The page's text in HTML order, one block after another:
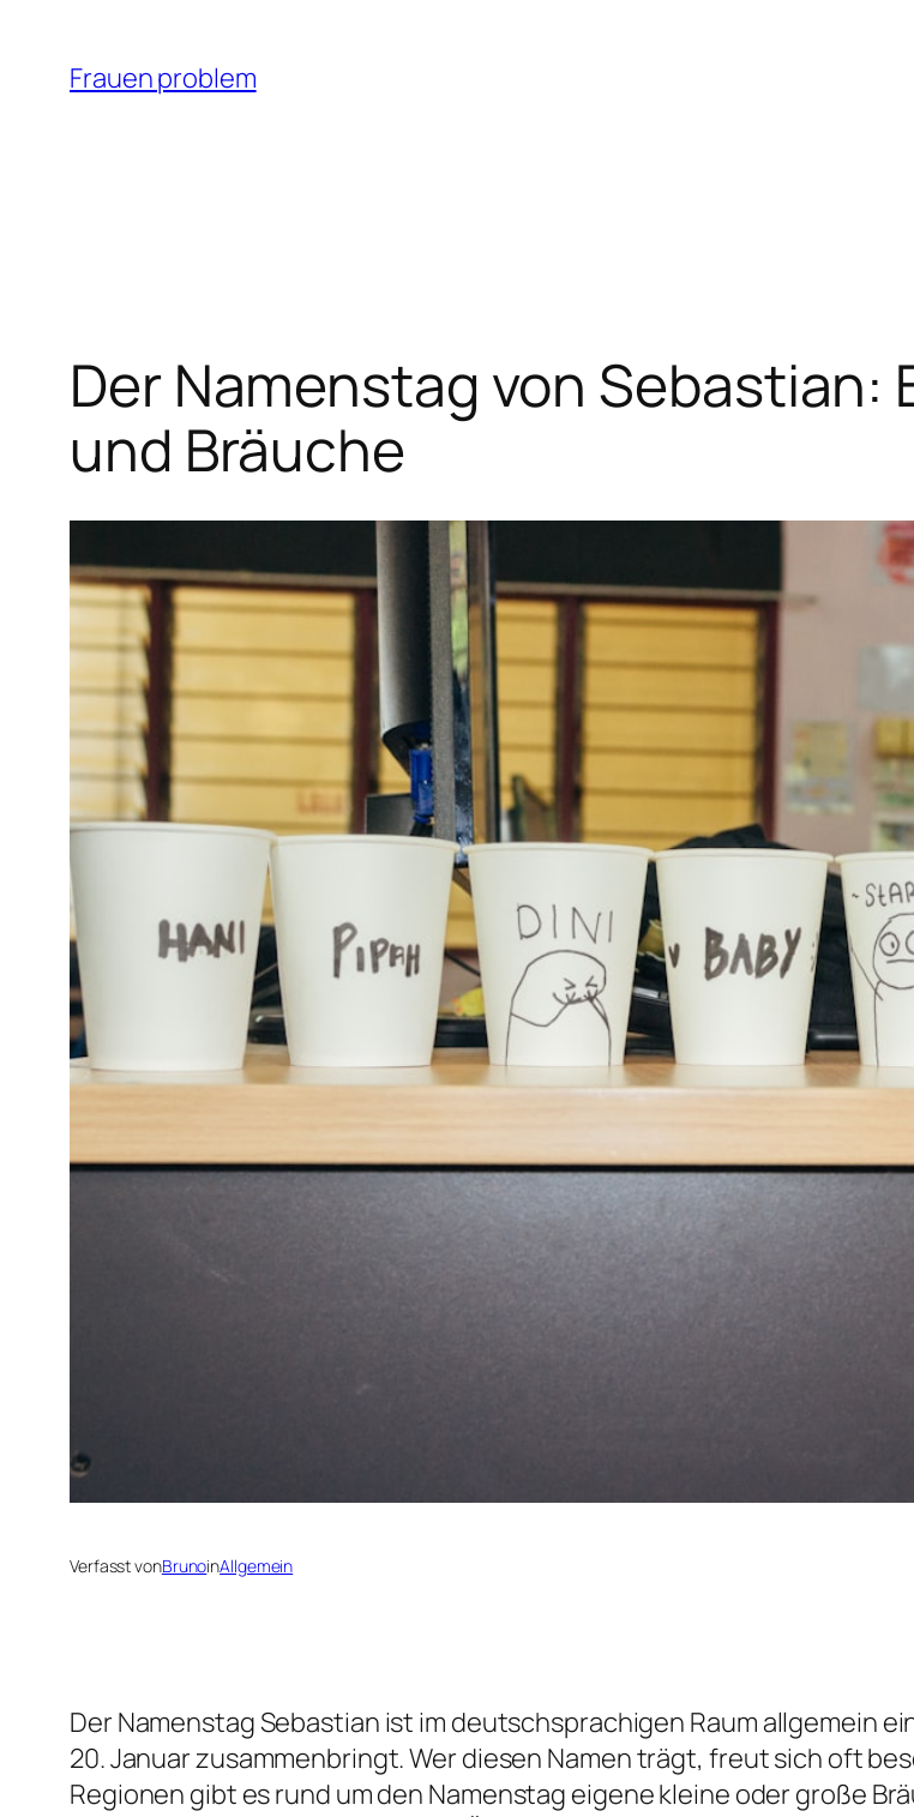
Inhalt
springen
Frauen problem
Der Namenstag von
und Bräuche
Verfasst vonBrunoinAllgemein
Der Namenstag Sebastian ist im deutschsprachigen Raum allgemein
20. Januar zusammenbringt. Wer diesen Namen trägt, freut sich oft
Regionen gibt es rund um den Namenstag eigene kleine oder große